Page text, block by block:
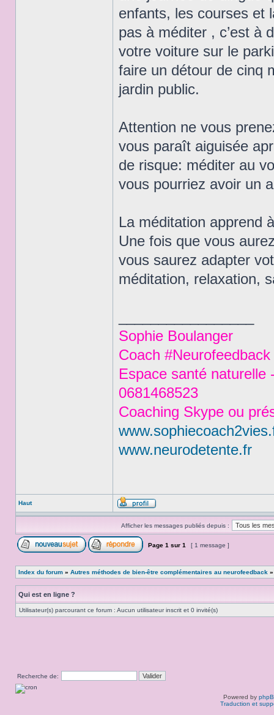
enfants, les courses et
pas à méditer , c’est à
votre voiture sur le
faire un détour de cinq
jardin public.
Attention ne vous
vous paraît aiguisée
de risque: méditer au
vous pourriez avoir un
La méditation apprend
Une fois que vous
vous saurez adapter
méditation, relaxation,
Sophie Boulanger
Coach
Espace santé naturelle
0681468523
Coaching Skype ou
www.neurodetente.fr
Haut
Afficher les messages publiés depuis :
Page 1 sur 1 [ 1 message ]
Index du forum » Autres méthodes de bien-être complémentaires au neurofeedback
Qui est en ligne ?
Utilisateur(s) parcourant ce forum : Aucun utilisateur inscrit et 0 invité(s)
Recherche de:
Powered by
Traduction et